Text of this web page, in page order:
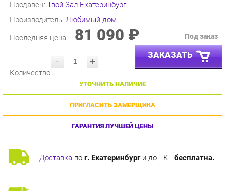
Производитель:Любимый дом
Последняя цена: 81 090 ₽
- ЗАКАЗАТЬ
УТОЧНИТЬ НАЛИЧИЕ
ПРИГЛАСИТЬ ЗАМЕРЩИКА
ГАРАНТИЯ ЛУЧШЕЙ ЦЕНЫ
Доставкапог. Екатеринбурги до ТК -бесплатна.